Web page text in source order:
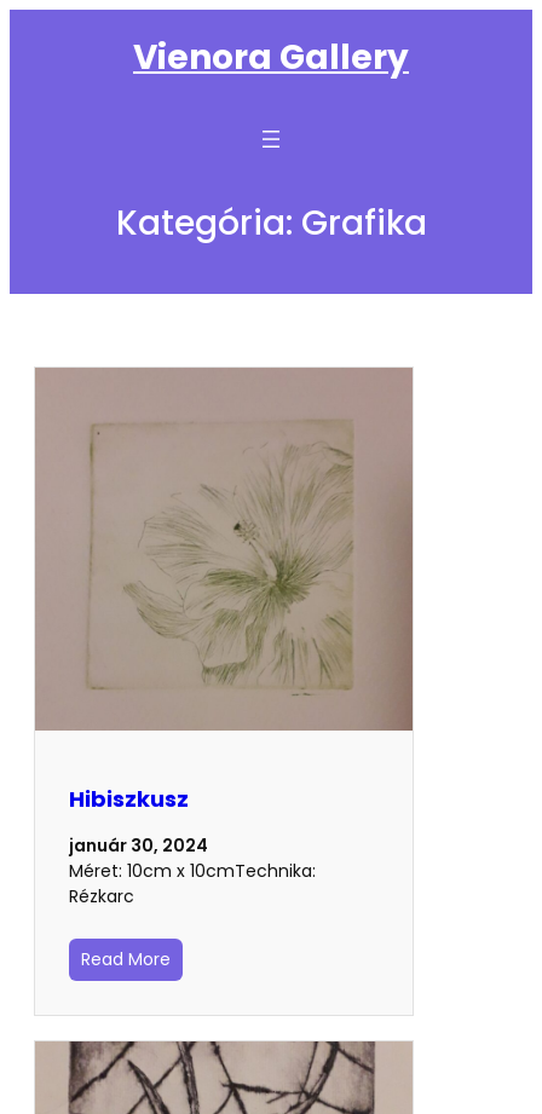
Vienora Gallery
Kategória: Grafika
Hibiszkusz
január 30, 2024
Méret: 10cm x 10cmTechnika:
Rézkarc
Read More